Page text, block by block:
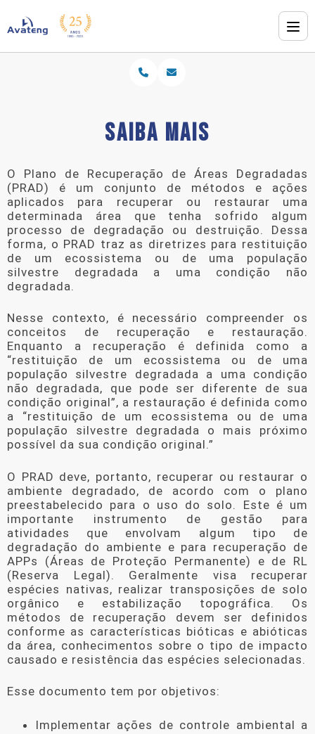
SAIBA MAIS
O Plano de Recuperação de Áreas Degradadas
(PRAD) é um conjunto de métodos e ações
aplicados para recuperar ou restaurar uma
determinada área que tenha sofrido algum
processo de degradação ou destruição. Dessa
forma, o PRAD traz as diretrizes para restituição
de um ecossistema ou de uma população
silvestre degradada a uma condição não
degradada.
Nesse contexto, é necessário compreender os
conceitos de recuperação e restauração.
Enquanto a recuperação é definida como a
“restituição de um ecossistema ou de uma
população silvestre degradada a uma condição
não degradada, que pode ser diferente de sua
condição original”, a restauração é definida como
a “restituição de um ecossistema ou de uma
população silvestre degradada o mais próximo
possível da sua condição original.”
O PRAD deve, portanto, recuperar ou restaurar o
ambiente degradado, de acordo com o plano
preestabelecido para o uso do solo. Este é um
importante instrumento de gestão para
atividades que envolvam algum tipo de
degradação do ambiente e para recuperação de
APPs (Áreas de Proteção Permanente) e de RL
(Reserva Legal). Geralmente visa recuperar
espécies nativas, realizar transposições de solo
orgânico e estabilização topográfica. Os
métodos de recuperação devem ser definidos
conforme as características bióticas e abióticas
da área, conhecimentos sobre o tipo de impacto
causado e resistência das espécies selecionadas.
Esse documento tem por objetivos:
Implementar ações de controle ambiental a